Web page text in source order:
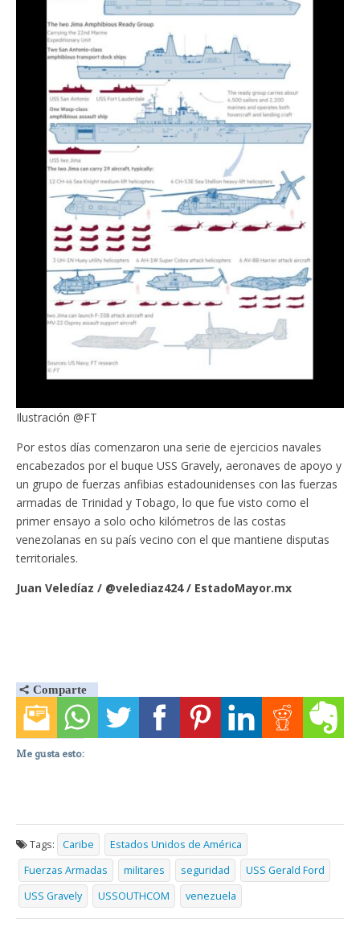
Ilustración @FT
Por estos días comenzaron una serie de ejercicios navales
encabezados por el buque USS Gravely, aeronaves de apoyo y
un grupo de fuerzas anfibias estadounidenses con las fuerzas
armadas de Trinidad y Tobago, lo que fue visto como el
primer ensayo a solo ocho kilómetros de las costas
venezolanas en su país vecino con el que mantiene disputas
territoriales.
Juan Veledíaz / @velediaz424 / EstadoMayor.mx
Me gusta esto:
Tags: Caribe
Estados Unidos de América
Fuerzas Armadas
militares seguridad
USS Gerald Ford
USS Gravely
USSOUTHCOM venezuela